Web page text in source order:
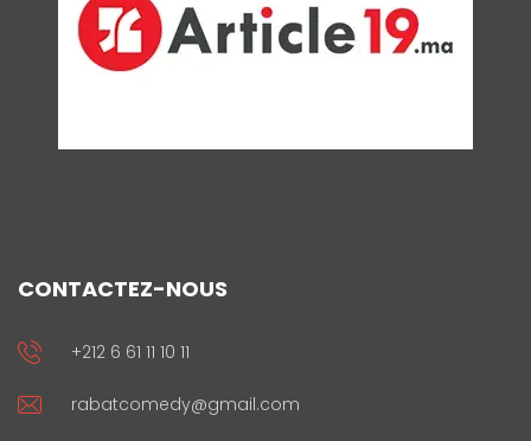
CONTACTEZ-NOUS
+212 6 61 11 10 11
rabatcomedy@gmail.com